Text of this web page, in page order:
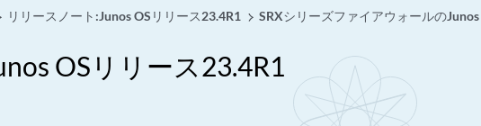
リリースノート:Junos OSリリース23.4R1 SRXシリーズファイアウォールの
OSリリース23.4R1